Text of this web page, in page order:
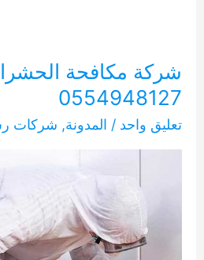
شركة مكافحة
0554948127
تعليق واحد / المدونة, شركات